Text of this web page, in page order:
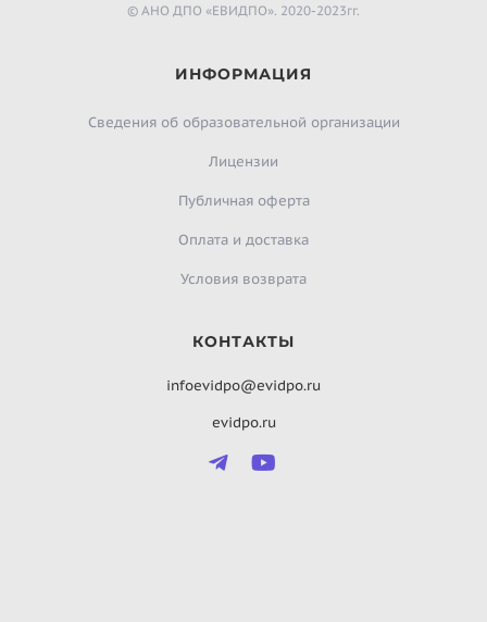
© АНО ДПО «ЕВИДПО». 2020-2023гг.
ИНФОРМАЦИЯ
Сведения об образовательной организации
Лицензии
Публичная оферта
Оплата и доставка
Условия возврата
КОНТАКТЫ
infoevidpo@evidpo.ru
evidpo.ru